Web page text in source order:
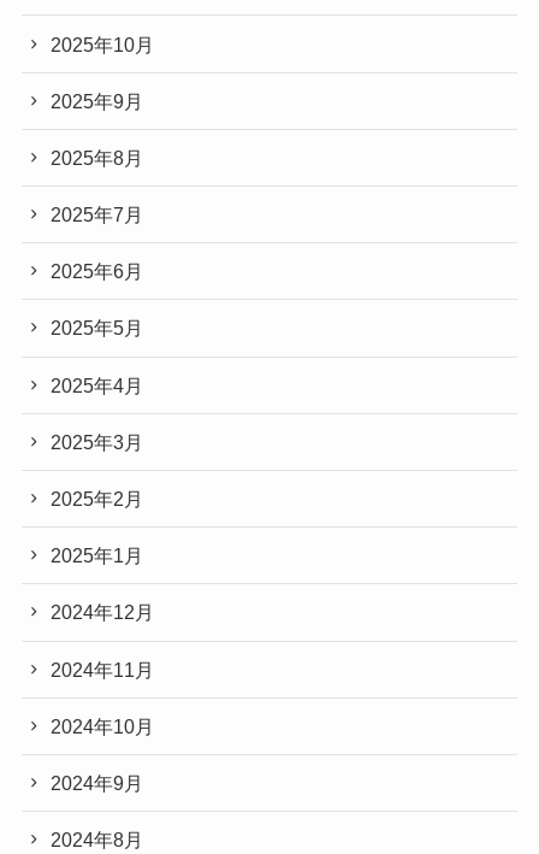
2025年10月
2025年9月
2025年8月
2025年7月
2025年6月
2025年5月
2025年4月
2025年3月
2025年2月
2025年1月
2024年12月
2024年11月
2024年10月
2024年9月
2024年8月